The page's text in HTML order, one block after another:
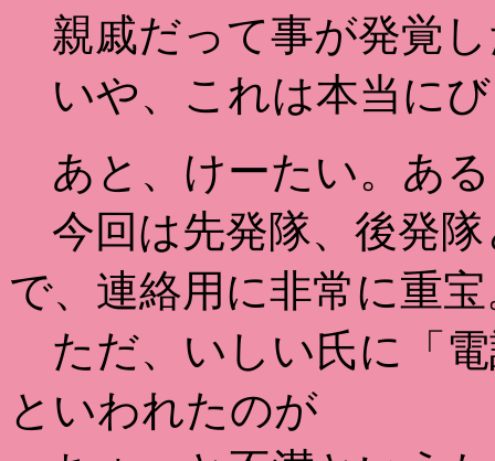
親戚だって事が発覚
いや、これは本当に
あと、けーたい。あ
今回は先発隊、後発
で、連絡用に非常に重
ただ、いしい氏に「
といわれたのが